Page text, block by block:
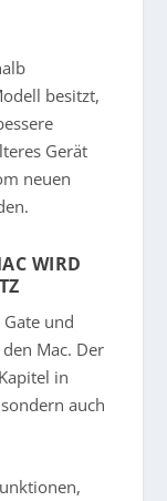
besitzt,
Gerät
neuen
WIRD
und
Mac. Der
in
auch